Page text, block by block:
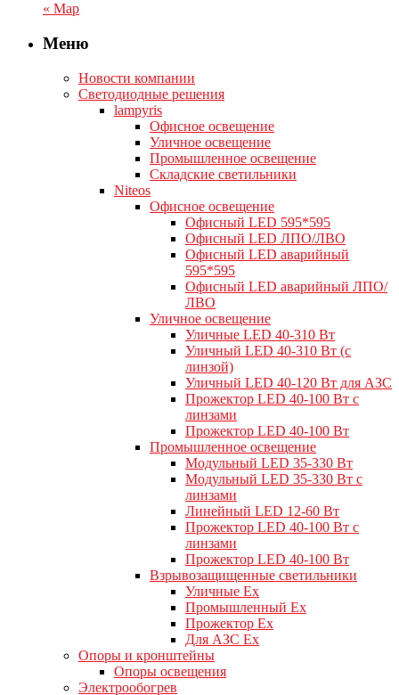
« Мар
Меню
Новости компании
Светодиодные решения
lampyris
Офисное освещение
Уличное освещение
Промышленное освещение
Складские светильники
Niteos
Офисное освещение
Офисный LED 595*595
Офисный LED ЛПО/ЛВО
Офисный LED аварийный
595*595
Офисный LED аварийный ЛПО/
ЛВО
Уличное освещение
Уличные LED 40-310 Вт
Уличный LED 40-310 Вт (с
линзой)
Уличный LED 40-120 Вт для АЗС
Прожектор LED 40-100 Вт с
линзами
Прожектор LED 40-100 Вт
Промышленное освещение
Модульный LED 35-330 Вт
Модульный LED 35-330 Вт с
линзами
Линейный LED 12-60 Вт
Прожектор LED 40-100 Вт с
линзами
Прожектор LED 40-100 Вт
Взрывозащищенные светильники
Уличные Ex
Промышленный Ex
Прожектор Ex
Для АЗС Ex
Опоры и кронштейны
Опоры освещения
Электрообогрев